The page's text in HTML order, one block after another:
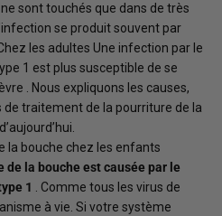
sont touchés que dans de très
se produit souvent par
les adultes Une infection par le
1 est plus susceptible de se
. Nous expliquons les causes,
de traitement de la pourriture de la
la bouche chez les enfants
de la bouche est causée par le
1 . Comme tous les virus de
à vie. Si votre système